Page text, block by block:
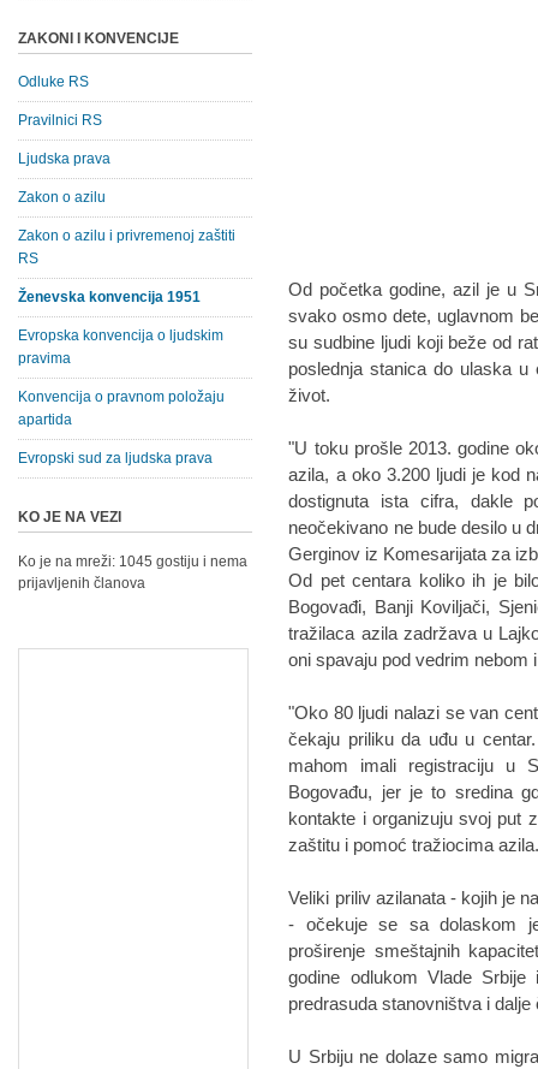
Od početka godine, azil je u
svako osmo dete, uglavnom
su sudbine ljudi koji beže od
poslednja stanica do ulaska
život.
"U toku prošle 2013. godine
azila, a oko 3.200 ljudi je kod
dostignuta ista cifra, dakle
neočekivano ne bude desilo u
Gerginov iz Komesarijata za
Od pet centara koliko ih je
Bogovađi, Banji Koviljači,
tražilaca azila zadržava u
oni spavaju pod vedrim nebom
"Oko 80 ljudi nalazi se van
čekaju priliku da uđu u
mahom imali registraciju u
Bogovađu, jer je to sredina
kontakte i organizuju svoj put
zaštitu i pomoć tražiocima
Veliki priliv azilanata - kojih je
- očekuje se sa dolaskom
proširenje smeštajnih
godine odlukom Vlade
predrasuda stanovništva i
U Srbiju ne dolaze samo
ZAKONI I KONVENCIJE
Odluke RS
Pravilnici RS
Ljudska prava
Zakon o azilu
Zakon o azilu i privremenoj zaštiti
RS
Ženevska konvencija 1951
Evropska konvencija o ljudskim
pravima
Konvencija o pravnom položaju
apartida
Evropski sud za ljudska prava
KO JE NA VEZI
Ko je na mreži: 1045 gostiju i nema
prijavljenih članova